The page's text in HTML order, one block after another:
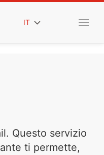
IT
Questo servizio
ti permette,